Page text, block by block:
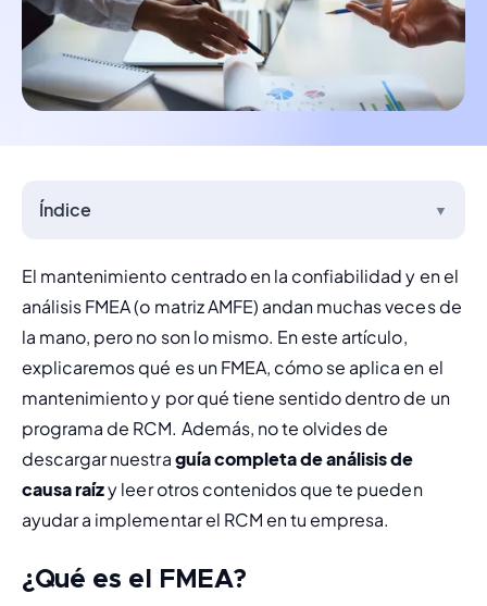
Índice ▼
El mantenimiento centrado en la confiabilidad y en el
análisis FMEA (o matriz AMFE) andan muchas veces de
la mano, pero no son lo mismo. En este artículo,
explicaremos qué es un FMEA, cómo se aplica en el
mantenimiento y por qué tiene sentido dentro de un
programa de RCM. Además, no te olvides de
descargar nuestra guía completa de análisis de
causa raíz y leer otros contenidos que te pueden
ayudar a implementar el RCM en tu empresa.
¿Qué es el FMEA?